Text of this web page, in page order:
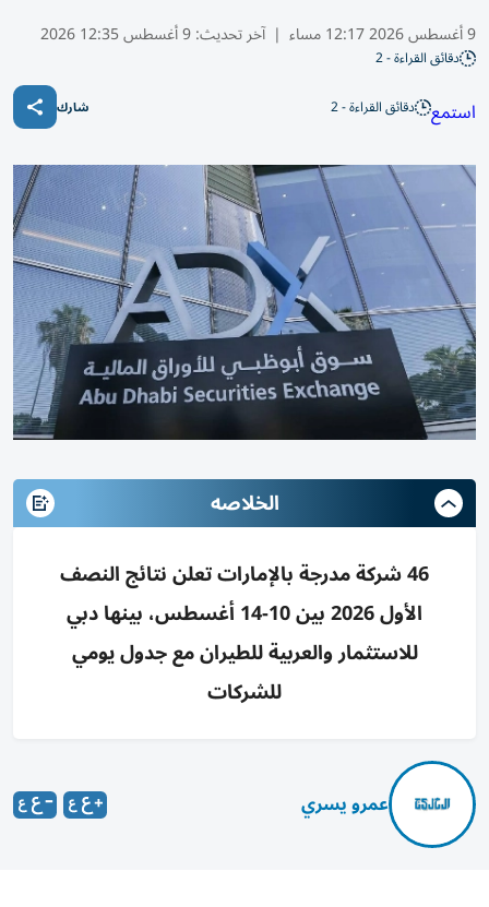
9 أغسطس 2026 12:17 مساء | آخر تحديث:9 أغسطس 12:35 2026
دقائق القراءة - 2
استمع دقائق القراءة - 2 شارك
الخلاصه
46 شركة مدرجة بالإمارات تعلن نتائج النصف
الأول 2026 بين 10-14 أغسطس، بينها دبي
للاستثمار والعربية للطيران مع جدول يومي
للشركات
عمرو يسري